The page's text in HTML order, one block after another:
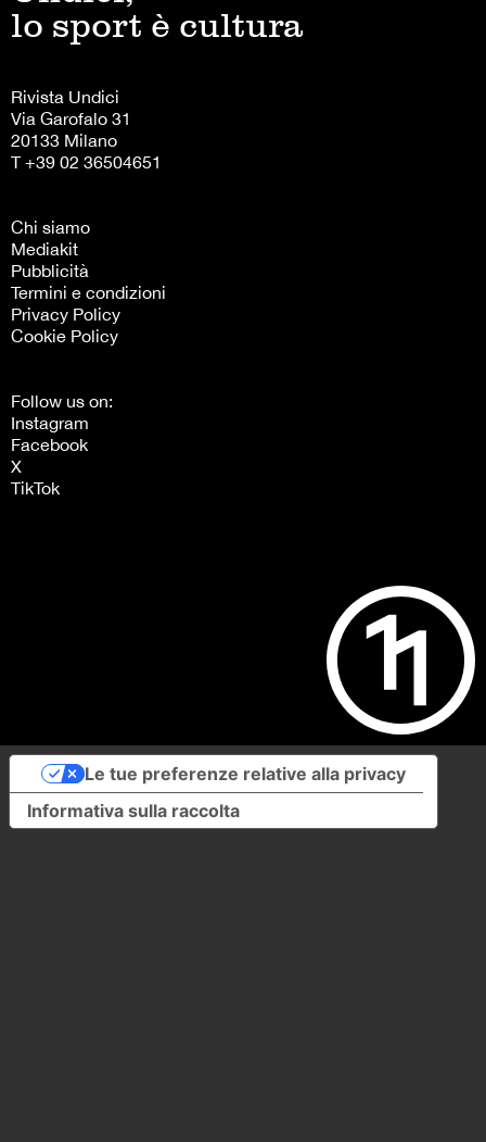
lo sport è cultura
Rivista Undici
Via Garofalo 31
20133 Milano
T +39 02 36504651
Chi siamo
Mediakit
Pubblicità
Termini e condizioni
Privacy Policy
Cookie Policy
Follow us on:
Instagram
Facebook
X
TikTok
Informativa sulla raccolta
Le tue preferenze relative alla privacy